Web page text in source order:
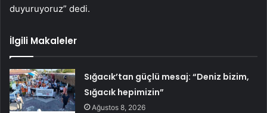
duyuruyoruz” dedi.
İlgili Makaleler
Sığacık’tan güçlü mesaj: “Deniz bizim,
Sığacık hepimizin”
Ağustos 8, 2026